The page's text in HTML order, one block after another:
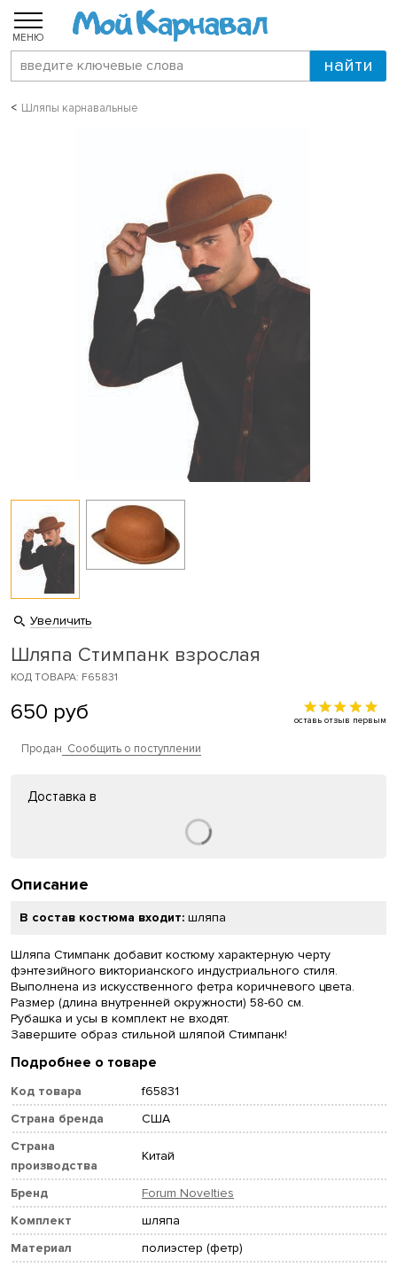
МЕНЮ
Шляпы карнавальные
Увеличить
Шляпа Стимпанк взрослая
КОД ТОВАРА: F65831
650 руб оставь отзыв первым
Продан Сообщить о поступлении
Доставка в
Описание
В состав костюма входит: шляпа
Шляпа Стимпанк добавит костюму характерную черту
фэнтезийного викторианского индустриального стиля.
Выполнена из искусственного фетра коричневого цвета.
Размер (длина внутренней окружности) 58-60 см.
Рубашка и усы в комплект не входят.
Завершите образ стильной шляпой Стимпанк!
Подробнее о товаре
Код товара
f65831
Страна бренда
США
Страна
производства
Китай
Бренд
Forum Novelties
Комплект
шляпа
Материал
полиэстер (фетр)